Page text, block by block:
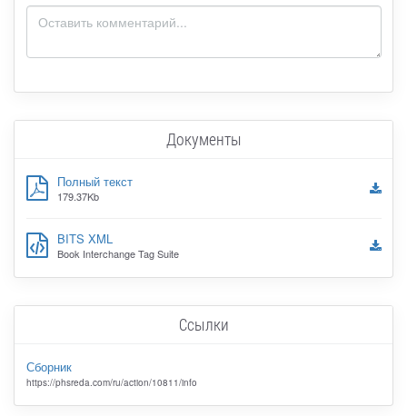
Документы
Полный текст
179.37Kb
BITS XML
Book Interchange Tag Suite
Ссылки
Сборник
https://phsreda.com/ru/action/10811/info